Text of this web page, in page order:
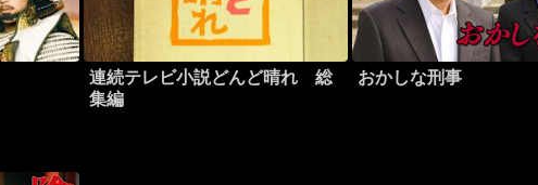
連続テレビ小説どんど晴れ 総
集編
おかしな刑事